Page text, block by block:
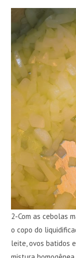
2-Com as cebolas
o copo do
leite, ovos batidos